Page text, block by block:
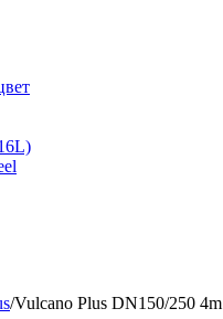
/Vulcano Plus DN150/250 4m